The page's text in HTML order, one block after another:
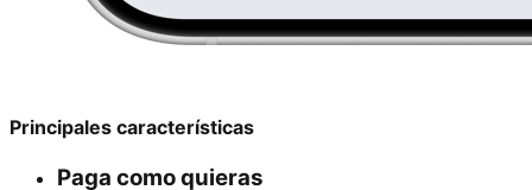
Principales características
Paga como quieras